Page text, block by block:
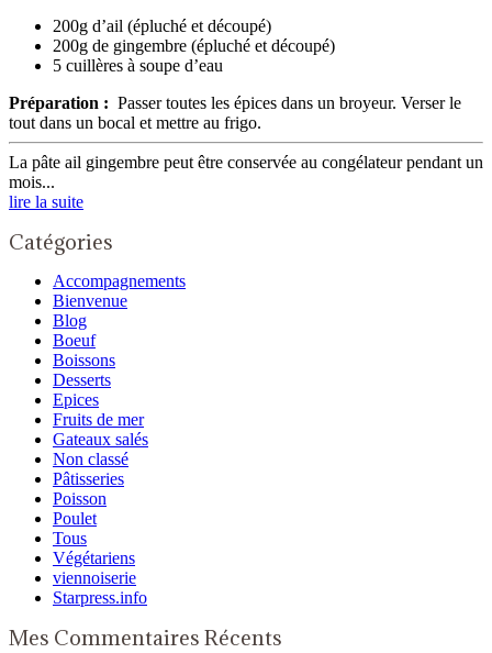
200g d’ail (épluché et découpé)
200g de gingembre (épluché et découpé)
5 cuillères à soupe d’eau
Préparation : Passer toutes les épices dans un broyeur. Verser le
tout dans un bocal et mettre au frigo.
La pâte ail gingembre peut être conservée au congélateur pendant un
mois...
lire la suite
Catégories
Accompagnements
Bienvenue
Blog
Boeuf
Boissons
Desserts
Epices
Fruits de mer
Gateaux salés
Non classé
Pâtisseries
Poisson
Poulet
Tous
Végétariens
viennoiserie
Starpress.info
Mes Commentaires Récents